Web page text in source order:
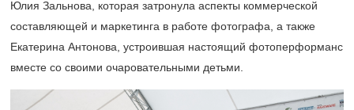
Юлия Зальнова, которая затронула аспекты коммерческой
составляющей и маркетинга в работе фотографа, а также
Екатерина Антонова, устроившая настоящий фотоперформанс
вместе со своими очаровательными детьми.